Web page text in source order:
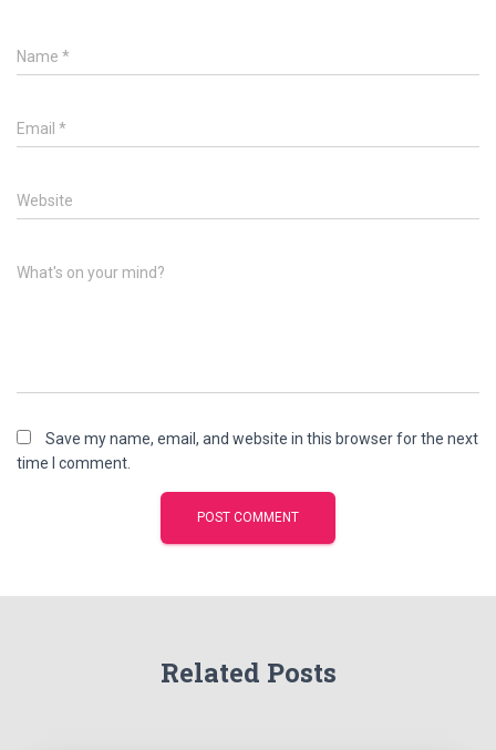
Name *
Email *
Website
What's on your mind?
Save my name, email, and website in this browser for the next
time I comment.
Related Posts